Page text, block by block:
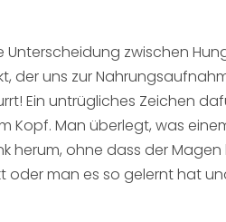
Unterscheidung zwischen
der uns zur
Ein untrügliches Zeichen
Kopf. Man überlegt, was
herum, ohne dass der Magen
oder man es so gelernt hat